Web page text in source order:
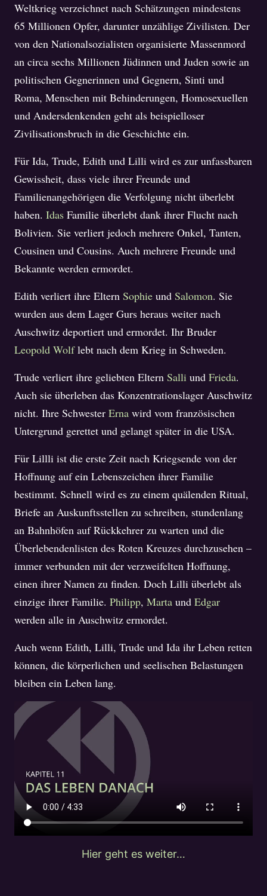
Weltkrieg verzeichnet nach Schätzungen mindestens
65 Millionen Opfer, darunter unzählige Zivilisten. Der
von den Nationalsozialisten organisierte Massenmord
an circa sechs Millionen Jüdinnen und Juden sowie an
politischen Gegnerinnen und Gegnern, Sinti und
Roma, Menschen mit Behinderungen, Homosexuellen
und Andersdenkenden geht als beispielloser
Zivilisationsbruch in die Geschichte ein.
Für Ida, Trude, Edith und Lilli wird es zur unfassbaren
Gewissheit, dass viele ihrer Freunde und
Familienangehörigen die Verfolgung nicht überlebt
haben. Idas Familie überlebt dank ihrer Flucht nach
Bolivien. Sie verliert jedoch mehrere Onkel, Tanten,
Cousinen und Cousins. Auch mehrere Freunde und
Bekannte werden ermordet.
Edith verliert ihre Eltern Sophie und Salomon. Sie
wurden aus dem Lager Gurs heraus weiter nach
Auschwitz deportiert und ermordet. Ihr Bruder
Leopold Wolflebt nach dem Krieg in Schweden.
Trude verliert ihre geliebten Eltern Salli und Frieda.
Auch sie überleben das Konzentrationslager Auschwitz
nicht. Ihre Schwester Erna wird vom französischen
Untergrund gerettet und gelangt später in die USA.
Für Lillli ist die erste Zeit nach Kriegsende von der
Hoffnung auf ein Lebenszeichen ihrer Familie
bestimmt. Schnell wird es zu einem quälenden Ritual,
Briefe an Auskunftsstellen zu schreiben, stundenlang
an Bahnhöfen auf Rückkehrer zu warten und die
Überlebendenlisten des Roten Kreuzes durchzusehen –
immer verbunden mit der verzweifelten Hoffnung,
einen ihrer Namen zu finden. Doch Lilli überlebt als
einzige ihrer Familie. Philipp, Marta und Edgar
werden alle in Auschwitz ermordet.
Auch wenn Edith, Lilli, Trude und Ida ihr Leben retten
können, die körperlichen und seelischen Belastungen
bleiben ein Leben lang.
Hier geht es weiter…